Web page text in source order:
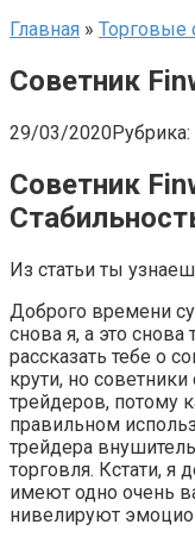
Главная » Торговые
Советник
29/03/2020Рубрика:
Советник
Из статьи ты
Доброго времени
снова я, а это снова
рассказать тебе о
крути, но
трейдеров, потому
правильном
трейдера
торговля. Кстати, я
имеют одно очень
нивелируют